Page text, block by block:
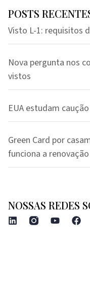
POSTS
Visto L-1: requisitos
Nova pergunta nos
vistos
EUA estudam
Green Card por
funciona a
NOSSAS REDES